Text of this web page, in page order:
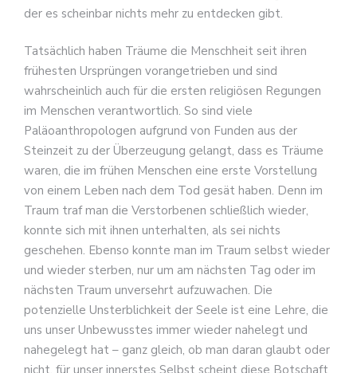
der es scheinbar nichts mehr zu entdecken gibt.
Tatsächlich haben Träume die Menschheit seit ihren
frühesten Ursprüngen vorangetrieben und sind
wahrscheinlich auch für die ersten religiösen Regungen
im Menschen verantwortlich. So sind viele
Paläoanthropologen aufgrund von Funden aus der
Steinzeit zu der Überzeugung gelangt, dass es Träume
waren, die im frühen Menschen eine erste Vorstellung
von einem Leben nach dem Tod gesät haben. Denn im
Traum traf man die Verstorbenen schließlich wieder,
konnte sich mit ihnen unterhalten, als sei nichts
geschehen. Ebenso konnte man im Traum selbst wieder
und wieder sterben, nur um am nächsten Tag oder im
nächsten Traum unversehrt aufzuwachen. Die
potenzielle Unsterblichkeit der Seele ist eine Lehre, die
uns unser Unbewusstes immer wieder nahelegt und
nahegelegt hat – ganz gleich, ob man daran glaubt oder